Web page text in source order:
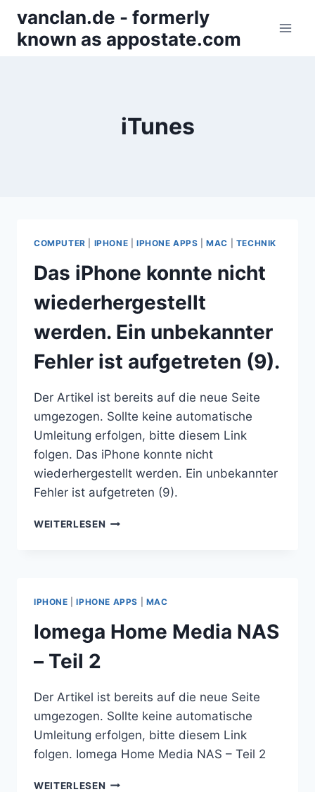
Inhalt
springen
vanclan.de - formerly
known as appostate.com
iTunes
COMPUTER IPHONE IPHONE APPS |MAC TECHNIK
Das iPhone konnte nicht
wiederhergestellt
werden. Ein unbekannter
Fehler ist aufgetreten (9).
Der Artikel ist bereits auf die neue Seite
umgezogen. Sollte keine automatische
Umleitung erfolgen, bitte diesem Link
folgen. Das iPhone konnte nicht
wiederhergestellt werden. Ein unbekannter
Fehler ist aufgetreten (9).
WEITERLESEN DAS
WERDEN.
UNBEKANNTER
FEHLER
IPHONE |IPHONE APPS MAC
Iomega Home Media NAS
– Teil 2
Der Artikel ist bereits auf die neue Seite
umgezogen. Sollte keine automatische
Umleitung erfolgen, bitte diesem Link
folgen. Iomega Home Media NAS – Teil 2
WEITERLESEN IOMEGA